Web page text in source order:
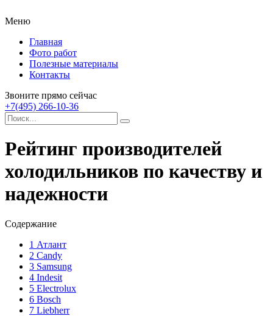
Меню
Главная
Фото работ
Полезные материалы
Контакты
Звоните прямо сейчас
+7(495) 266-10-36
Рейтинг производителей
холодильников по качеству и
надежности
Содержание
1 Атлант
2 Candy
3 Samsung
4 Indesit
5 Electrolux
6 Bosch
7 Liebherr